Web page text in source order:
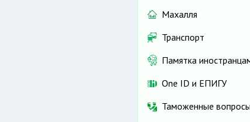
Махалля
Транспорт
Памятка
One ID и ЕПИГУ
Таможенные вопросы